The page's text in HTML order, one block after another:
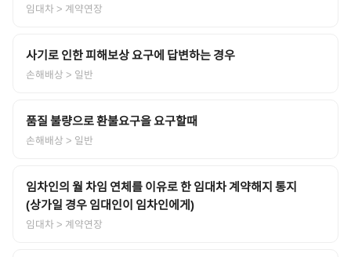
임대차> 계약연장
사기로 인한 피해보상 요구에 답변하는 경우
손해배상 > 일반
품질 불량으로 환불요구을 요구할때
손해배상 > 일반
임차인의 월 차임 연체를 이유로 한 임대차 계약해지 통지
(상가일 경우 임대인이 임차인에게)
임대차> 계약연장